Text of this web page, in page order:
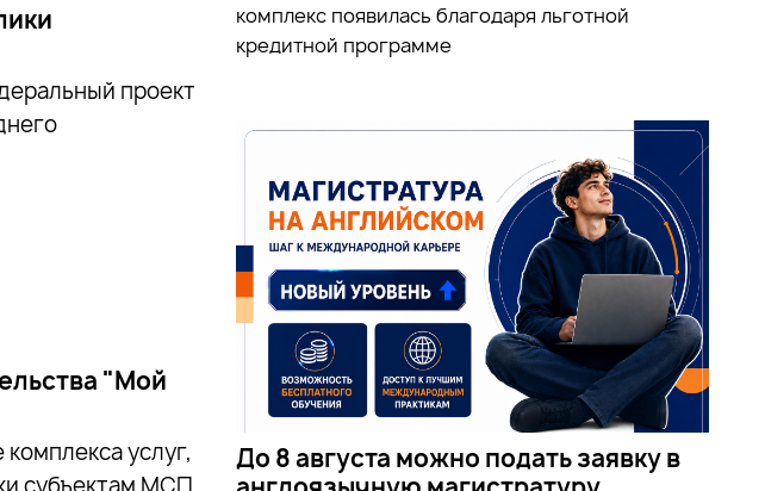
проект
"Мой
услуг,
комплекс появилась благодаря льготной
кредитной программе
До 8 августа можно подать заявку в